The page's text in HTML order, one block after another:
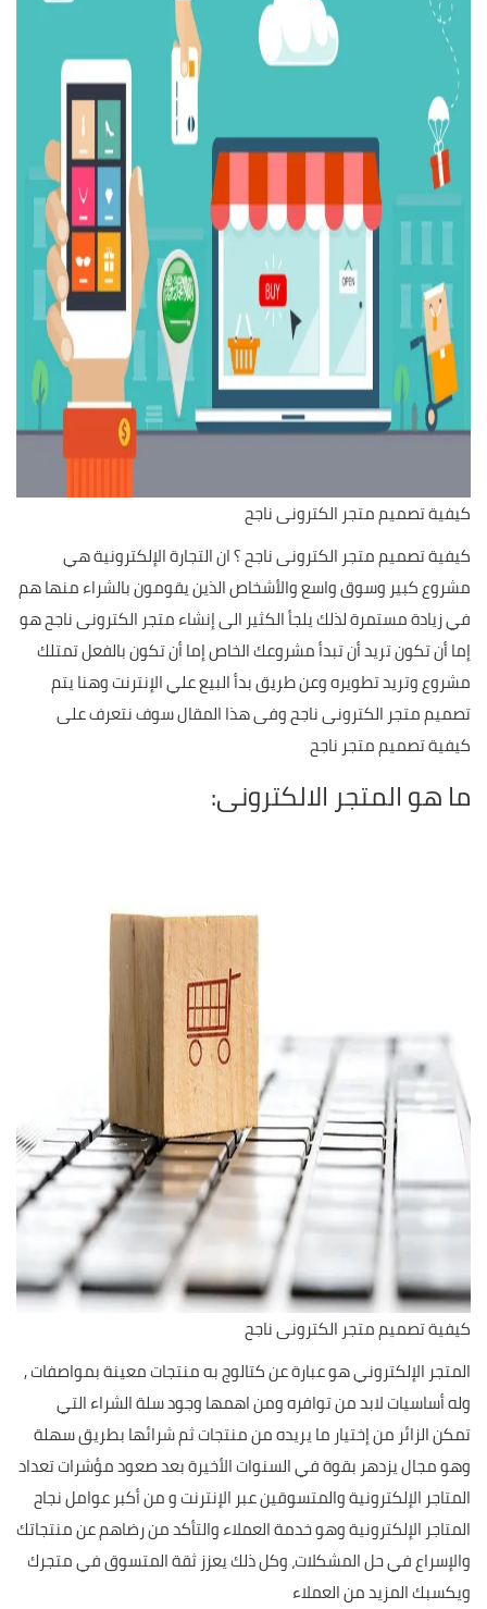
كيفية تصميم متجر الكترونى ناجح
كيفية تصميم متجر الكترونى ناجح ؟ ان التجارة الإلكترونية هي
مشروع كبير وسوق واسع والأشخاص الذين يقومون بالشراء منها هم
في زيادة مستمرة لذلك يلجأ الكثير الى إنشاء متجر الكترونى ناجح هو
إما أن تكون تريد أن تبدأ مشروعك الخاص إما أن تكون بالفعل تمتلك
مشروع وتريد تطويره وعن طريق بدأ البيع علي الإنترنت وهنا يتم
تصميم متجر الكترونى ناجح وفى هذا المقال سوف نتعرف على
كيفية تصميم متجر ناجح
ما هو المتجر الالكترونى:
كيفية تصميم متجر الكترونى ناجح
المتجر الإلكتروني هو عبارة عن كتالوج به منتجات معينة بمواصفات ,
وله أساسيات لابد من توافره ومن اهمها وجود سلة الشراء التي
تمكن الزائر من إختيار ما يريده من منتجات ثم شرائها بطريق سهلة
وهو مجال يزدهر بقوة في السنوات الأخيرة بعد صعود مؤشرات تعداد
المتاجر الإلكترونية والمتسوقين عبر الإنترنت و من أكبر عوامل نجاح
المتاجر الإلكترونية وهو خدمة العملاء والتأكد من رضاهم عن منتجاتك
والإسراع في حل المشكلات، وكل ذلك يعزز ثقة المتسوق في متجرك
ويكسبك المزيد من العملاء